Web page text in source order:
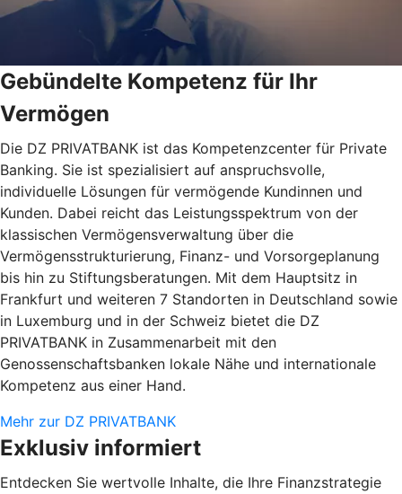
Gebündelte Kompetenz für Ihr
Vermögen
Die DZ PRIVATBANK ist das Kompetenzcenter für Private
Banking. Sie ist spezialisiert auf anspruchsvolle,
individuelle Lösungen für vermögende Kundinnen und
Kunden. Dabei reicht das Leistungsspektrum von der
klassischen Vermögensverwaltung über die
Vermögensstrukturierung, Finanz- und Vorsorgeplanung
bis hin zu Stiftungsberatungen. Mit dem Hauptsitz in
Frankfurt und weiteren 7 Standorten in Deutschland sowie
in Luxemburg und in der Schweiz bietet die DZ
PRIVATBANK in Zusammenarbeit mit den
Genossenschaftsbanken lokale Nähe und internationale
Kompetenz aus einer Hand.
Mehr zur DZ PRIVATBANK
Exklusiv informiert
Entdecken Sie wertvolle Inhalte, die Ihre Finanzstrategie